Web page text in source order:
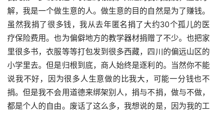
解，我是一个做生意的人。做生意的目的自然是为了赚钱。
虽然我捐了很多钱，我从去年匿名捐了大约30个孤儿的医
疗保险费用。也为偏僻地方的教学器材捐赠了不少。也把家
里很多书，衣服等等打包发到很多西藏，四川的偏远山区的
小学里去。但是归根到底，商人始终是逐利的。当然你不能
说我不好，因为很多人生意做的比我大，可能一分钱也不
捐。但是我不会用道德来绑架别人，捐与不捐，做与不做，
都是个人的自由。废话了这么多，我想说的是，因为我的工